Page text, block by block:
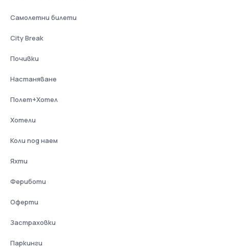
Самолетни билети
City Break
Почивки
Настаняване
Полет+Хотел
Хотели
Коли под наем
Яхти
Фериботи
Оферти
Застраховки
Паркинги